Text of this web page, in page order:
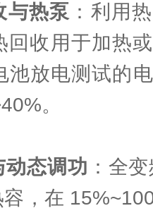
与热泵 ：利用
回收用于加热
池放电测试的
。
动态调功 ：全
，在